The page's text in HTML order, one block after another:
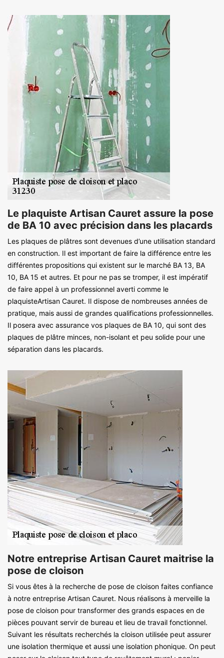
Le plaquiste Artisan Cauret assure la pose
de BA 10 avec précision dans les placards
Les plaques de plâtres sont devenues d’une utilisation standard
en construction. Il est important de faire la différence entre les
différentes propositions qui existent sur le marché BA 13, BA
10, BA 15 et autres. Et pour ne pas se tromper, il est impératif
de faire appel à un professionnel averti comme le
plaquisteArtisan Cauret. Il dispose de nombreuses années de
pratique, mais aussi de grandes qualifications professionnelles.
Il posera avec assurance vos plaques de BA 10, qui sont des
plaques de plâtre minces, non-isolant et peu solide pour une
séparation dans les placards.
Notre entreprise Artisan Cauret maitrise la
pose de cloison
Si vous êtes à la recherche de pose de cloison faites confiance
à notre entreprise Artisan Cauret. Nous réalisons à merveille la
pose de cloison pour transformer des grands espaces en de
pièces pouvant servir de bureau et lieu de travail fonctionnel.
Suivant les résultats recherchés la cloison utilisée peut assurer
une isolation thermique et aussi une isolation phonique. On peut